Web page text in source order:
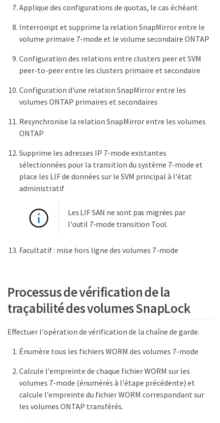
Applique des configurations de quotas, le cas échéant
Interrompt et supprime la relation SnapMirror entre le
volume primaire 7-mode et le volume secondaire ONTAP
Configuration des relations entre clusters peer et SVM
peer-to-peer entre les clusters primaire et secondaire
Configuration d'une relation SnapMirror entre les
volumes ONTAP primaires et secondaires
Resynchronise la relation SnapMirror entre les volumes
ONTAP
Supprime les adresses IP 7-mode existantes
sélectionnées pour la transition du système 7-mode et
place les LIF de données sur le SVM principal à l'état
administratif
Les LIF SAN ne sont pas migrées par
l'outil 7-mode transition Tool.
Facultatif : mise hors ligne des volumes 7-mode
Processus de vérification de la
traçabilité des volumes SnapLock
Effectuer l'opération de vérification de la chaîne de garde.
Énumère tous les fichiers WORM des volumes 7-mode
Calcule l'empreinte de chaque fichier WORM sur les
volumes 7-mode (énumérés à l'étape précédente) et
calcule l'empreinte du fichier WORM correspondant sur
les volumes ONTAP transférés.